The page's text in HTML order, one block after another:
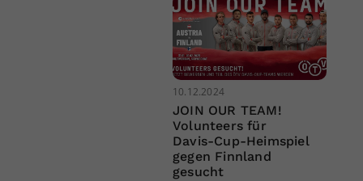
10.12.2024
JOIN OUR TEAM!
Volunteers für
Davis-Cup-Heimspiel
gegen Finnland
gesucht